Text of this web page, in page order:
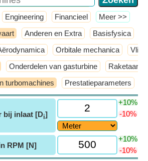
Engineering Financieel ​Meer >>
Anderen en Extra Basisfysica
Orbitale mechanica
Onderdelen van gasturbine
turbomachines Prestatieparameters
bij inlaat [Di]
+10%
-10%
RPM [N]
+10%
-10%